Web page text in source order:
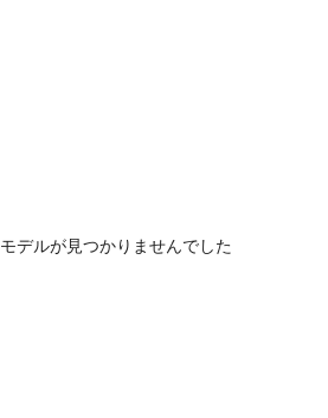
モデルが見つかりませんでした